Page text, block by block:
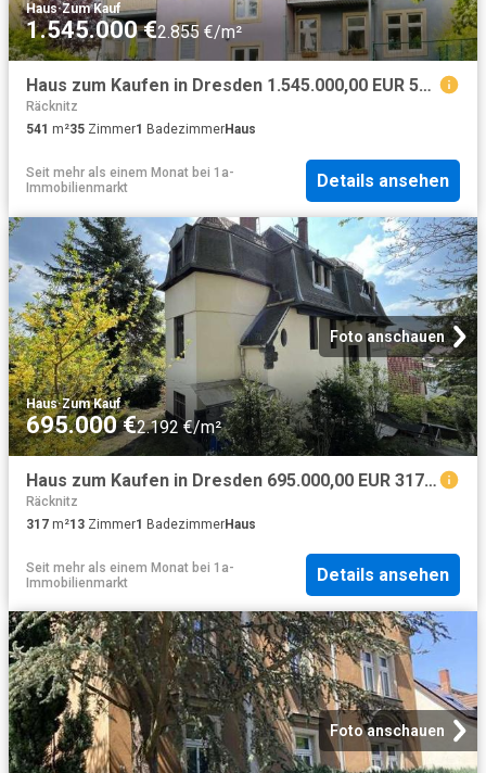
Haus·Zum Kauf
1.545.000 €2.855 €/m²
Haus zum Kaufen in Dresden 1.545.000,00 EUR 541.61 m²
Räcknitz
541 m²35 Zimmer1 BadezimmerHaus
Seit mehr als einem Monat bei 1a-
Immobilienmarkt
Details ansehen
Foto anschauen
Haus·Zum Kauf
695.000 €2.192 €/m²
Haus zum Kaufen in Dresden 695.000,00 EUR 317 m²
Räcknitz
317 m²13 Zimmer1 BadezimmerHaus
Seit mehr als einem Monat bei 1a-
Immobilienmarkt
Details ansehen
Foto anschauen